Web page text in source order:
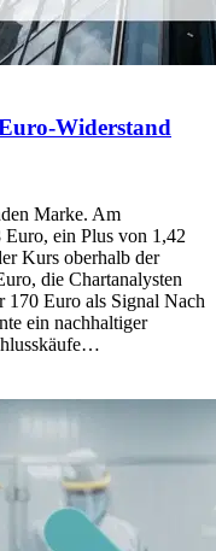
Widerstand
Marke. Am
Euro, ein Plus von 1,42
Kurs oberhalb der
die Chartanalysten
170 Euro als Signal Nach
ein nachhaltiger